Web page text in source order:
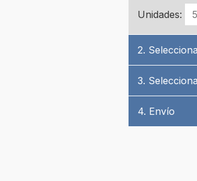
Unidades:
2.
3.
4. Envío